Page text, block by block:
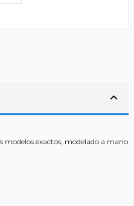
modelos exactos, modelado a mano